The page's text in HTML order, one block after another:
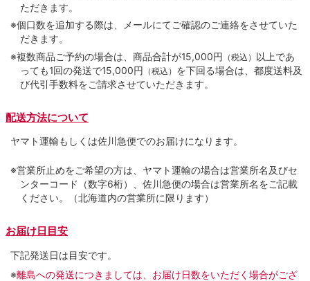
ただきます。
※個口数を追加する際は、メールにてご確認のご連絡をさせていた
だきます。
※複数商品ご予約の場合は、商品合計が15,000円 （税込） 以上であ
っても1回の発送で15,000円 （税込） を下回る場合は、都度送料及
び代引手数料をご請求させていただきます。
配送方法について
ヤマト運輸もしくは佐川急便でのお届けになります。
※営業所止めをご希望の方は、ヤマト運輸の場合は営業所名及びセ
ンターコード（数字6桁）、佐川急便の場合は営業所名をご記載
ください。（北海道内の営業所に限ります）
お届け日目安
下記発送日は目安です。
※離島への発送につきましては、お届け日数をいただく場合がござ